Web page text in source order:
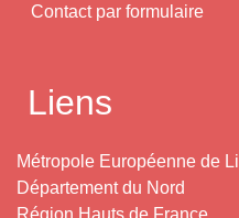
Contact par formulaire
Liens
Métropole Européenne de
Département du Nord
Région Hauts de France